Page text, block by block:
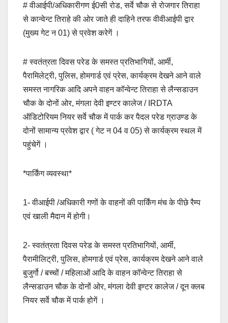
# वीआईपी/अधिकारीगण ई0सी रोड, सर्वे चौक से रोजगार तिराहा
से कान्वेन्ट तिराहे की ओर जाते ही दाहिने तरफ वीवीआईपी द्वार
(मुख्य गेट न 01) से प्रवेश करेगें ।
# स्वतंत्रता दिवस परेड के समस्त प्रतिभागियों, आर्मी,
पैरामिलेट्री, पुलिस, होमगार्ड एवं प्रेस, कार्यक्रम देखने आने वाले
समस्त नागरिक आदि अपने वाहन कॉन्वेन्ट तिराहा से लैन्सडाउन
चौक के दोनों ओर, मंगला देवी इण्टर कालेज / IRDTA
ऑडिटोरियम नियर सर्वे चौक में पार्क कर पैदल परेड ग्राउण्ड के
दोनों सामान्य प्रवेश द्वार ( गेट न 04 व 05) से कार्यक्रम स्थल में
पहुंचेगें ।
*पार्किंग व्यवस्था*
1- वीआईपी /अधिकारी गणों के वाहनों की पार्किंग मंच के पीछे रैम्प
एवं खाली मैदान में होगी।
2- स्वतंत्रता दिवस परेड के समस्त प्रतिभागियों, आर्मी,
पैरामीलिट्री, पुलिस, होमगार्ड एवं प्रेस, कार्यक्रम देखने आने वाले
बुजुर्गो / बच्चों / महिलाओं आदि के वाहन कॉन्वेन्ट तिराहा से
लैन्सडाउन चौक के दोनों ओर, मंगला देवी इण्टर कालेज / दून क्लब
नियर सर्वे चौक में पार्क होगें ।